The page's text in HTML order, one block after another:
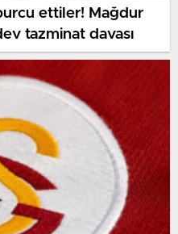
ettiler! Mağdur
tazminat davası